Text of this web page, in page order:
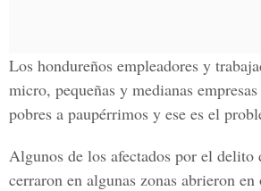
Los hondureños empleadores y
micro, pequeñas y medianas
pobres a paupérrimos y ese es el
Algunos de los afectados por el delito
cerraron en algunas zonas abrieron en